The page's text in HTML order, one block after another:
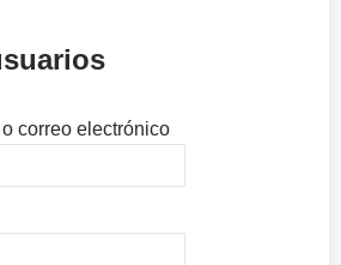
correo electrónico